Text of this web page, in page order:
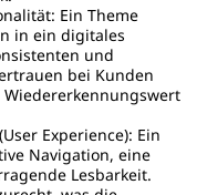
Ein Theme
in ein digitales
und
bei Kunden
Experience): Ein
Navigation, eine
Lesbarkeit.